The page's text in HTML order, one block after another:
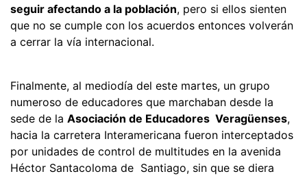
seguir afectando a la población, pero si ellos sienten
que no se cumple con los acuerdos entonces volverán
a cerrar la vía internacional.
Finalmente, al mediodía del este martes, un grupo
numeroso de educadores que marchaban desde la
sede de la Asociación de Educadores Veragüenses,
hacia la carretera Interamericana fueron interceptados
por unidades de control de multitudes en la avenida
Héctor Santacoloma de Santiago, sin que se diera